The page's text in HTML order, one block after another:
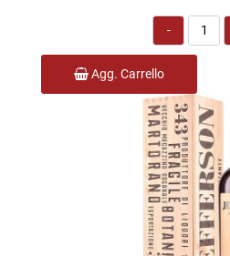
Agg. Carrello